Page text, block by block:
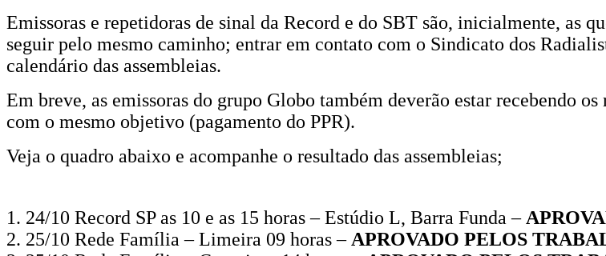
acordo
coletivo
para
pagamento
do
de
Participação
Emissoras e repetidoras de sinal da Record e do SBT são, inicialmente, as
seguir pelo mesmo caminho; entrar em contato com o Sindicato dos
calendário das assembleias.
Em breve, as emissoras do grupo Globo também deverão estar recebendo
com o mesmo objetivo (pagamento do PPR).
Veja o quadro abaixo e acompanhe o resultado das assembleias;
1. 24/10 Record SP as 10 e as 15 horas – Estúdio L, Barra Funda –
2. 25/10 Rede Família – Limeira 09 horas –APROVADO PELOS